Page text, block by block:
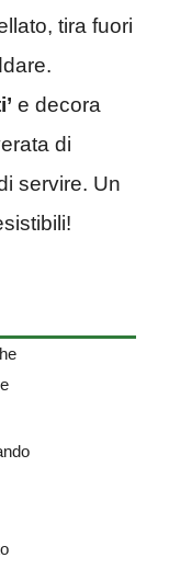
tira fuori
e decora
di
servire. Un